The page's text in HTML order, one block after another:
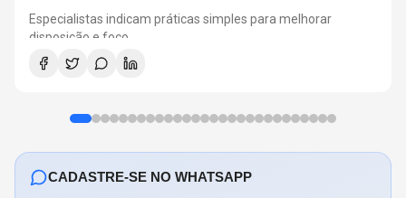
Especialistas indicam práticas simples para melhorar
disposição e foco
CADASTRE-SE NO WHATSAPP